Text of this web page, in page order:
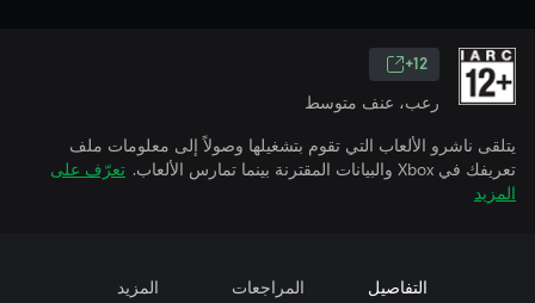
12+
رعب، عنف متوسط
يتلقى ناشرو الألعاب التي تقوم بتشغيلها وصولاً إلى معلومات ملف
تعريفك في Xbox والبيانات المقترنة بينما تمارس الألعاب.
تعرّف على
المزيد
التفاصيل المراجعات المزيد